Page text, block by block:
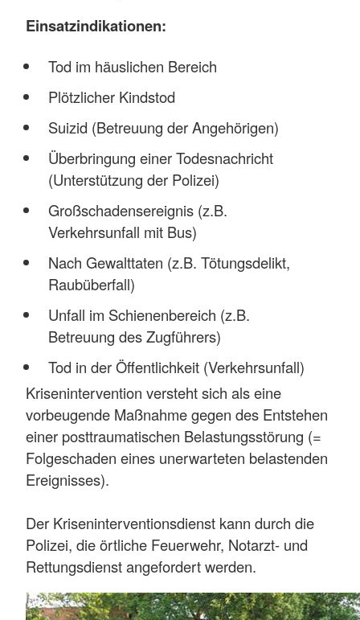
Einsatzindikationen:
Tod im häuslichen Bereich
Plötzlicher Kindstod
Suizid (Betreuung der Angehörigen)
Überbringung einer Todesnachricht
(Unterstützung der Polizei)
Großschadensereignis (z.B.
Verkehrsunfall mit Bus)
Nach Gewalttaten (z.B. Tötungsdelikt,
Raubüberfall)
Unfall im Schienenbereich (z.B.
Betreuung des Zugführers)
Tod in der Öffentlichkeit (Verkehrsunfall)
Krisenintervention versteht sich als eine
vorbeugende Maßnahme gegen des Entstehen
einer posttraumatischen Belastungsstörung (=
Folgeschaden eines unerwarteten belastenden
Ereignisses).
Der Kriseninterventionsdienst kann durch die
Polizei, die örtliche Feuerwehr, Notarzt- und
Rettungsdienst angefordert werden.